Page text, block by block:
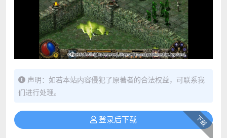
声明：如若本站内容侵犯了原著者的合法权益，可联系我
们进行处理。
下载
登录后下载